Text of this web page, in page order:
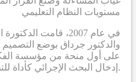
مستويات النظام التعليمي
في عام 2007، قامت
والدكتور جرداق بوضع
على أول منحة من مؤسسة
إدخال البحث الإجرائي كأداة للتطوير على جميع المستويات.